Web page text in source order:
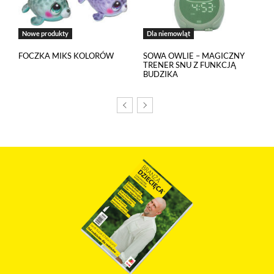
Nowe produkty
FOCZKA MIKS KOLORÓW
Dla niemowląt
SOWA OWLIE – MAGICZNY
TRENER SNU Z FUNKCJĄ
BUDZIKA